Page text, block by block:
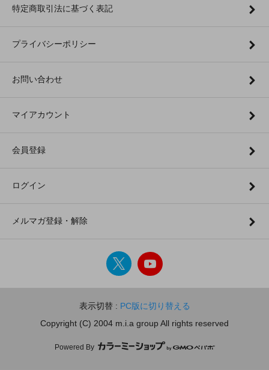
特定商取引法に基づく表記
プライバシーポリシー
お問い合わせ
マイアカウント
会員登録
ログイン
メルマガ登録・解除
表示切替 : PC版に切り替える
Copyright (C) 2004 m.i.a group All rights reserved
Powered By